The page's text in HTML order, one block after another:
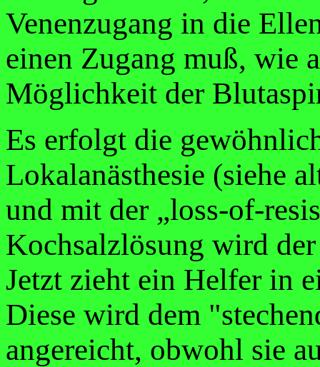
Venenzugang in die
einen Zugang muß, wie
Möglichkeit der
Es erfolgt die
Lokalanästhesie (siehe
und mit der „loss-of-
Kochsalzlösung wird
Jetzt zieht ein Helfer in
Diese wird dem
angereicht, obwohl sie